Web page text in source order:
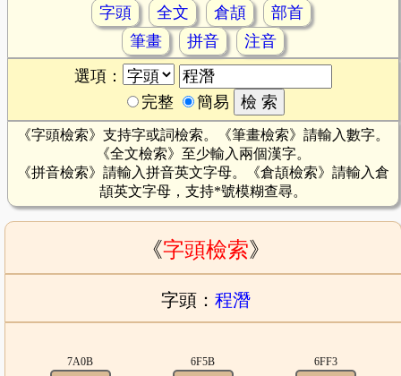
字頭 全文 倉頡
部首
筆畫
拼音
注音
選項：
完整
簡易
《字頭檢索》支持字或詞檢索。《筆畫檢索》請輸入數字。
《全文檢索》至少輸入兩個漢字。
《拼音檢索》請輸入拼音英文字母。《倉頡檢索》請輸入倉
頡英文字母，支持*號模糊查尋。
《字頭檢索》
字頭： 程潛
7A0B 6F5B 6FF3